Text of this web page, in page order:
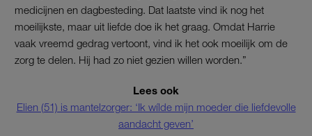
medicijnen en dagbesteding. Dat laatste vind ik nog het
moeilijkste, maar uit liefde doe ik het graag. Omdat Harrie
vaak vreemd gedrag vertoont, vind ik het ook moeilijk om de
zorg te delen. Hij had zo niet gezien willen worden.”
Lees ook
Elien (51) is mantelzorger: ‘Ik wílde mijn moeder die liefdevolle
aandacht geven’